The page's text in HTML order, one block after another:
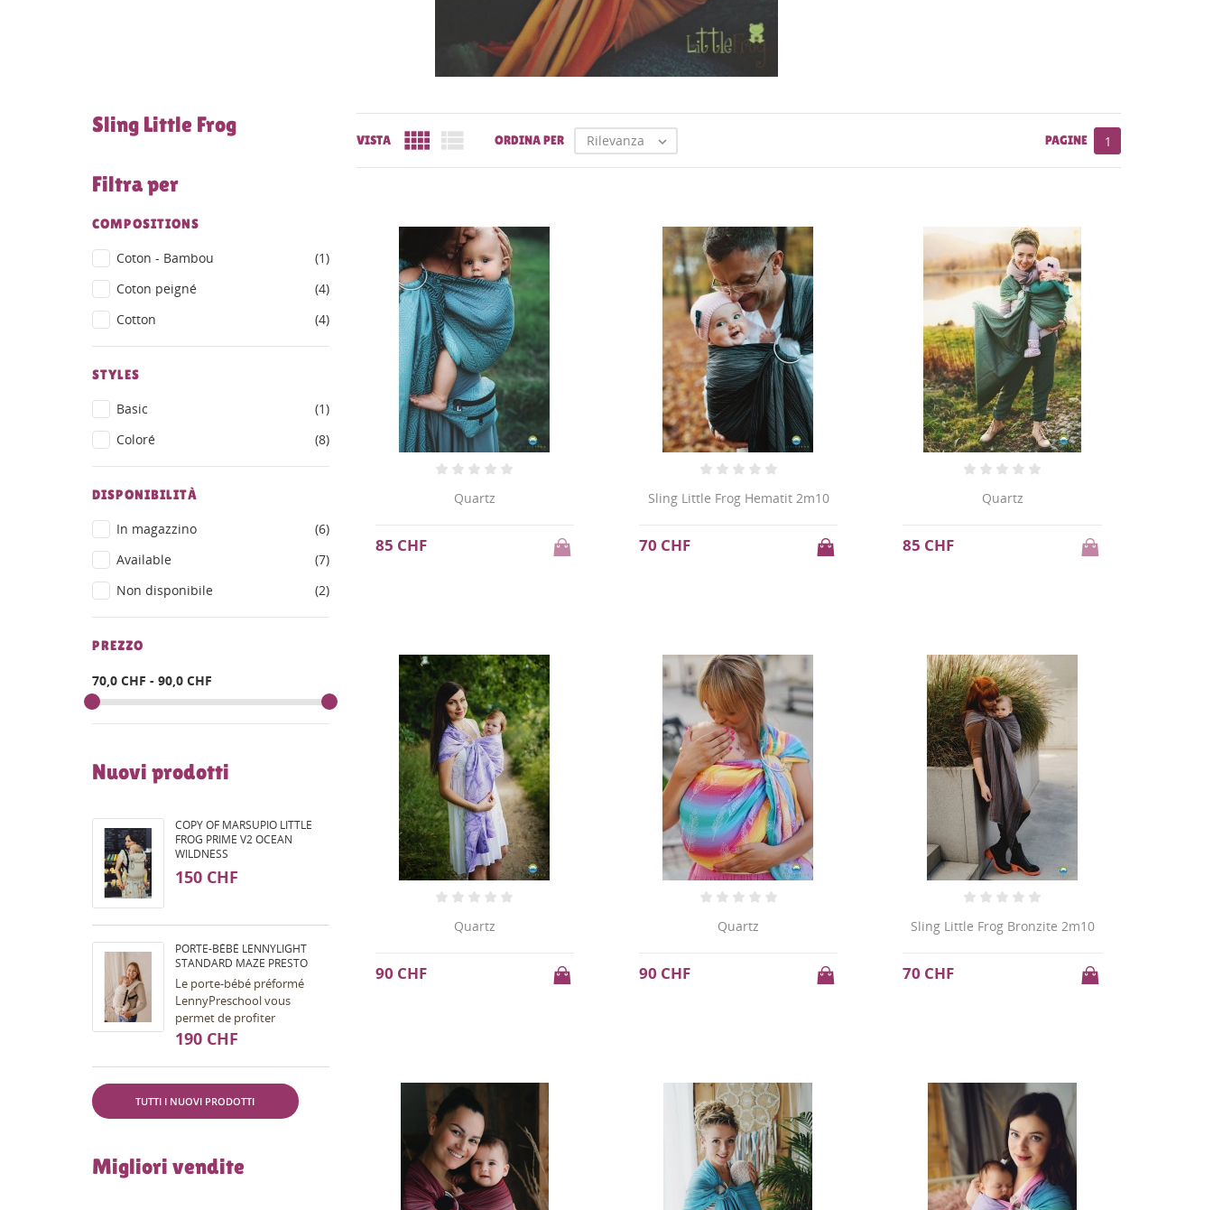
Sling Little Frog
Filtra per
COMPOSITIONS
Coton - Bambou
(1)
Coton peigné
(4)
Cotton
(4)
STYLES
Basic
(1)
Coloré
(8)
DISPONIBILITÀ
In magazzino
(6)
Available
(7)
Non disponibile
(2)
PREZZO
70,0 CHF - 90,0 CHF
Nuovi prodotti
COPY OF MARSUPIO LITTLE
FROG PRIME V2 OCEAN
WILDNESS
150 CHF
PORTE-BÉBÉ LENNYLIGHT
STANDARD MAZE PRESTO
Le porte-bébé préformé
LennyPreschool vous
permet de profiter
confortablement du portage
Ce porte-bébé est doté de...
190 CHF
TUTTI I NUOVI PRODOTTI
Migliori vendite
VISTA   ORDINA PER Rilevanza  PAGINE 1
Quartz
85 CHF
Sling Little Frog Hematit 2m10
70 CHF
Quartz
85 CHF
Quartz
90 CHF
Quartz
90 CHF
Sling Little Frog Bronzite 2m10
70 CHF